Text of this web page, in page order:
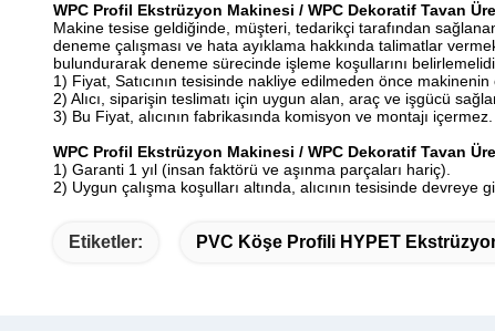
WPC Profil Ekstrüzyon Makinesi / WPC Dekoratif Tavan
Makine tesise geldiğinde, müşteri, tedarikçi tarafından
deneme çalışması ve hata ayıklama hakkında talimatlar
bulundurarak deneme sürecinde işleme koşullarını
1) Fiyat, Satıcının tesisinde nakliye edilmeden önce
2) Alıcı, siparişin teslimatı için uygun alan, araç ve işgücü
3) Bu Fiyat, alıcının fabrikasında komisyon ve montajı içermez.
WPC Profil Ekstrüzyon Makinesi / WPC Dekoratif Tavan
1) Garanti 1 yıl (insan faktörü ve aşınma parçaları hariç).
2) Uygun çalışma koşulları altında, alıcının tesisinde
Etiketler: PVC Köşe Profili HYPET